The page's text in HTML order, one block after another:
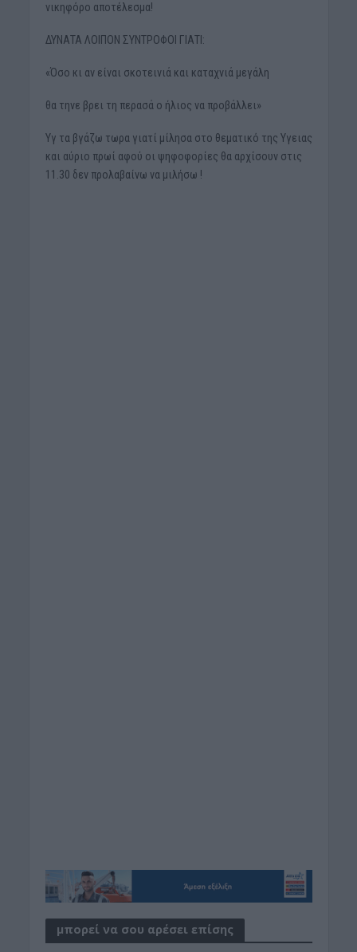
νικηφόρο αποτέλεσμα!
ΔΥΝΑΤΑ ΛΟΙΠΟΝ ΣΥΝΤΡΟΦΟΙ ΓΙΑΤΙ:
«Όσο κι αν είναι σκοτεινιά και καταχνιά μεγάλη
θα τηνε βρει τη περασά ο ήλιος να προβάλλει»
Υγ τα βγάζω τωρα γιατί μίλησα στο θεματικό της Υγειας
και αύριο πρωί αφού οι ψηφοφορίες θα αρχίσουν στις
11.30 δεν προλαβαίνω να μιλήσω !
μπορεί να σου αρέσει επίσης